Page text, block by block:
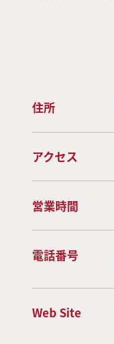
住所
アクセス
営業時間
電話番号
Web Site